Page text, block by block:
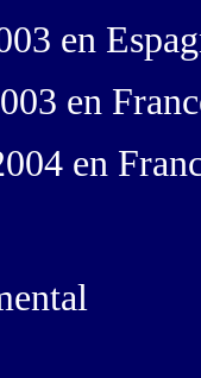
en
en
en